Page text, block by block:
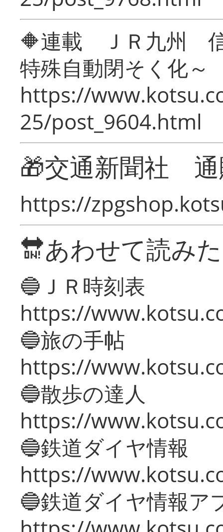
🔶連載 ＪＲ九州 信
特殊自動閉そく化～
https://
25/post_9604.html
🎁交通新聞社
https://
🔛あわせて読み
🔵ＪＲ時刻表
https://
🔵旅の手帖
https://
🔵散歩の達人
https://
🔵鉄道ダイヤ情報
https://
🔵鉄道ダイヤ情報ア